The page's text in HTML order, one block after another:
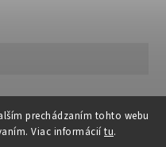
prechádzaním tohto webu
Viac informácií tu.